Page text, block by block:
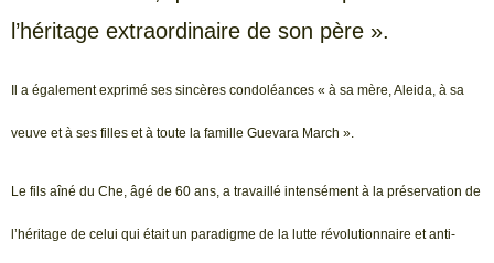
l’héritage extraordinaire de son père ».
Il a également exprimé ses sincères condoléances « à sa mère, Aleida, à sa
veuve et à ses filles et à toute la famille Guevara March ».
Le fils aîné du Che, âgé de 60 ans, a travaillé intensément à la préservation de
l’héritage de celui qui était un paradigme de la lutte révolutionnaire et anti-